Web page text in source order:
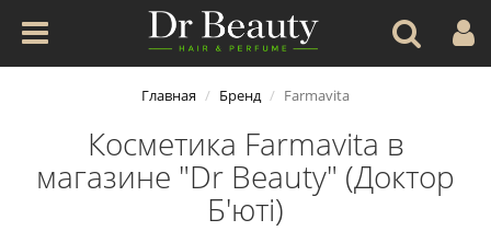
Главная Бренд Farmavita
Косметика Farmavita в
магазине "Dr Beauty" (Доктор
Б'юті)